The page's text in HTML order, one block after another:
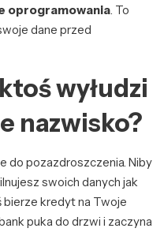
oprogramowania. To
dane przed
wyłudzi
nazwisko?
do pozazdroszczenia. Niby
swoich danych jak
bierze kredyt na Twoje
puka do drzwi i zaczyna